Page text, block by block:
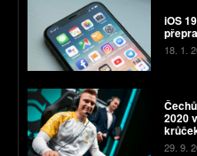
iOS
18. 1.
2020
29. 9.